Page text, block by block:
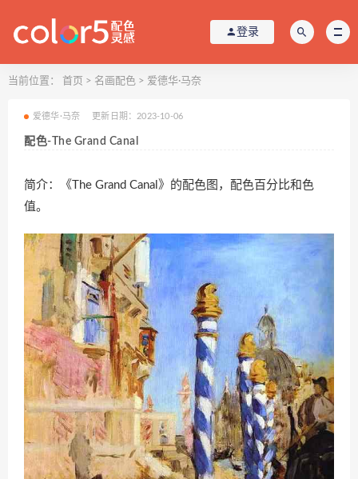
登录
当前位置： 首页 > 名画配色 > 爱德华·马奈
爱德华·马奈 更新日期：2023-10-06
配色-The Grand Canal
简介：《The Grand Canal》的配色图，配色百分比和色
值。